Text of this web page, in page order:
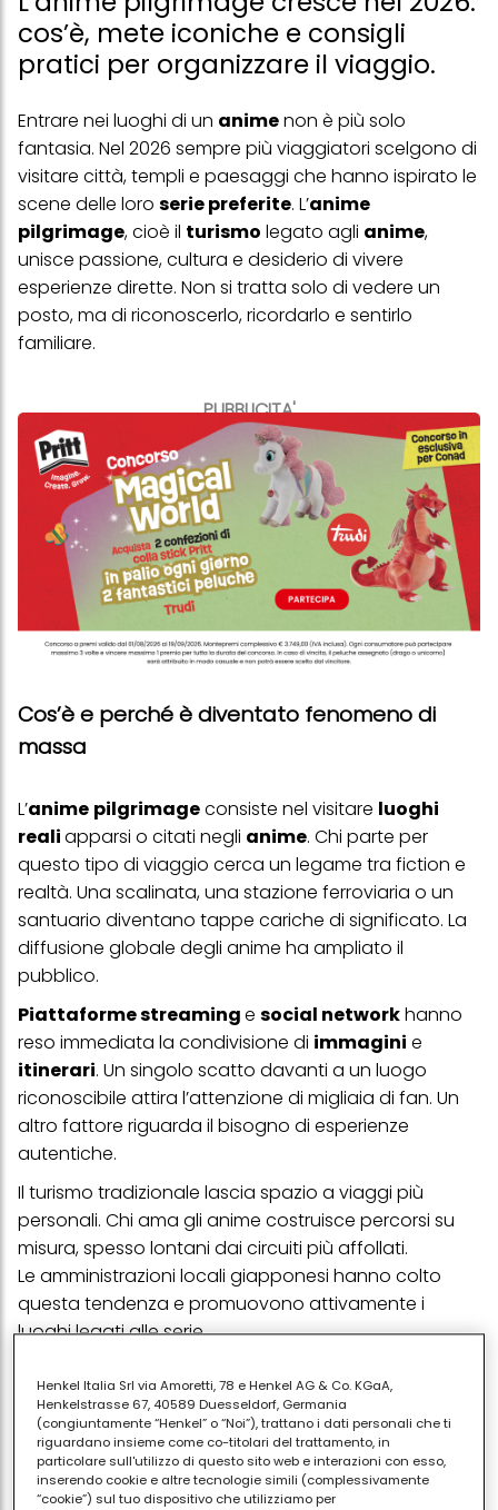
cos’è, mete iconiche e consigli
pratici per organizzare il viaggio.
PUBBLICITA'
Entrare nei luoghi di un animenon è più solo
fantasia. Nel 2026 sempre più viaggiatori scelgono di
visitare città, templi e paesaggi che hanno ispirato le
scene delle loro seriepreferite. L’anime
pilgrimage, cioè il turismo legato agli anime,
unisce passione, cultura e desiderio di vivere
esperienze dirette. Non si tratta solo di vedere un
posto, ma di riconoscerlo, ricordarlo e sentirlo
familiare.
Cos’è e perché è diventato fenomeno di
massa
L’anime pilgrimageconsiste nel visitare luoghi
realiapparsi o citati negli anime. Chi parte per
questo tipo di viaggio cerca un legame tra fiction e
realtà. Una scalinata, una stazione ferroviaria o un
santuario diventano tappe cariche di significato. La
diffusione globale degli anime ha ampliato il
pubblico.
Piattaforme streaminge social networkhanno
reso immediata la condivisione di immagini e
itinerari. Un singolo scatto davanti a un luogo
riconoscibile attira l’attenzione di migliaia di fan. Un
altro fattore riguarda il bisogno di esperienze
autentiche.
Il turismo tradizionale lascia spazio a viaggi più
personali. Chi ama gli anime costruisce percorsi su
misura, spesso lontani dai circuiti più affollati.
Le amministrazioni locali giapponesi hanno colto
questa tendenza e promuovono attivamente i
luoghi legati alle serie.
Le destinazioni imperdibili
Tra le mete più amate spiccaTokyo, con quartieri
comeAkihabara, punto di riferimento per la cultura
Henkel Italia Srl via Amoretti, 78 e Henkel AG & Co. KGaA,
Henkelstrasse 67, 40589 Duesseldorf, Germania
(congiuntamente “Henkel” o “Noi”), trattano i dati personali che ti
riguardano insieme come co-titolari del trattamento, in
particolare sull'utilizzo di questo sito web e interazioni con esso,
inserendo cookie e altre tecnologie simili (complessivamente
“cookie”) sul tuo dispositivo che utilizziamo per